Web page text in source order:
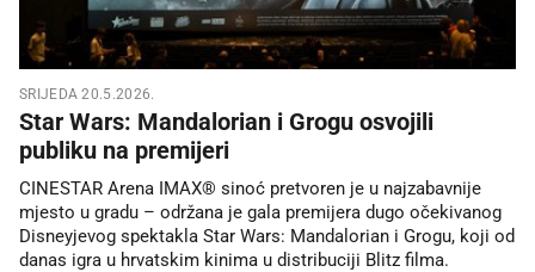
SRIJEDA 20.5.2026.
Star Wars: Mandalorian i Grogu osvojili
publiku na premijeri
CINESTAR Arena IMAX® sinoć pretvoren je u najzabavnije
mjesto u gradu – održana je gala premijera dugo očekivanog
Disneyjevog spektakla Star Wars: Mandalorian i Grogu, koji od
danas igra u hrvatskim kinima u distribuciji Blitz filma.